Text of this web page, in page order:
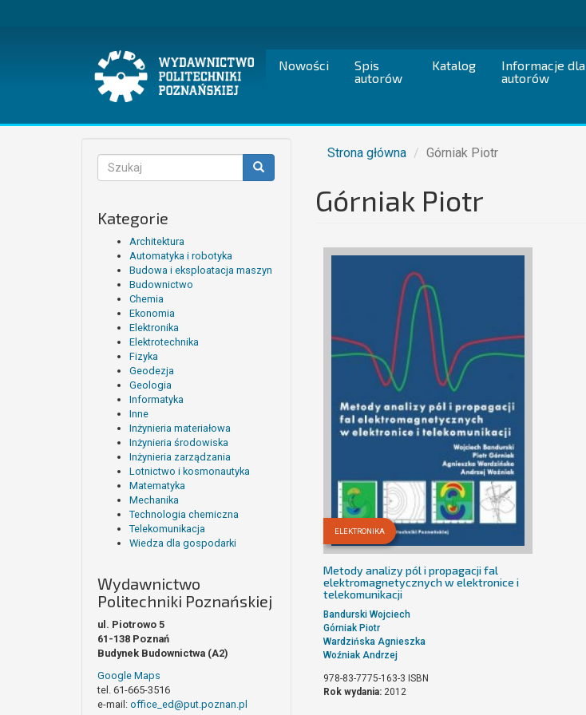
Nowości
Spis
autorów
Katalog
Informacje dla
autorów
Formularz
wyszukiwania
Kategorie
Architektura
Automatyka i robotyka
Budowa i eksploatacja maszyn
Budownictwo
Chemia
Ekonomia
Elektronika
Elektrotechnika
Fizyka
Geodezja
Geologia
Informatyka
Inne
Inżynieria materiałowa
Inżynieria środowiska
Inżynieria zarządzania
Lotnictwo i kosmonautyka
Matematyka
Mechanika
Technologia chemiczna
Telekomunikacja
Wiedza dla gospodarki
Wydawnictwo
Politechniki Poznańskiej
ul. Piotrowo 5
61-138 Poznań
Budynek Budownictwa (A2)
Google Maps
tel. 61-665-3516
e-mail: office_ed@put.poznan.pl
Strona główna Górniak Piotr
Górniak Piotr
ELEKTRONIKA
Metody analizy pól i propagacji fal
elektromagnetycznych w elektronice i
telekomunikacji
Bandurski Wojciech
Górniak Piotr
Wardzińska Agnieszka
Woźniak Andrzej
978-83-7775-163-3 ISBN
Rok wydania: 2012